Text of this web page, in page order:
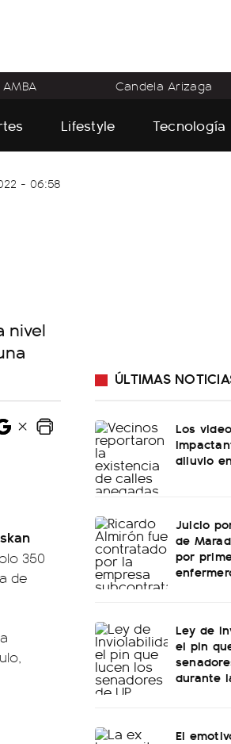
Candela Arizaga
Lifestyle Tecnología
- 06:58
nivel
350
de
ÚLTIMAS
Los
diluvio
Juicio
de
por
Ley de
el pin
durante
El